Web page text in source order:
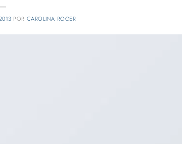
POR CAROLINA ROGER